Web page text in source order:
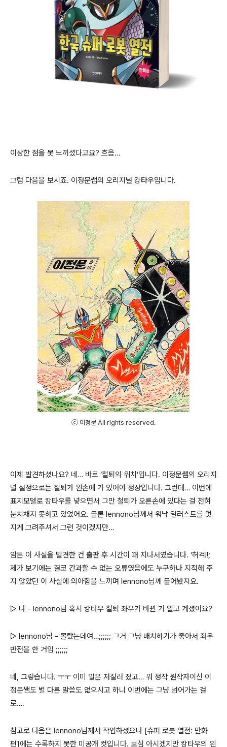
이상한 점을 못 느끼셨다고요? 흐음…
그럼 다음을 보시죠. 이정문쌤의 오리지널 캉타우입니다.
ⓒ 이정문 All rights reserved.
이제 발견하셨나요? 네… 바로 ‘철퇴의 위치’입니다. 이정문쌤의 오리지
널 설정으로는 철퇴가 왼손에 가 있어야 정상입니다. 그런데… 이번에
표지모델로 캉타우를 넣으면서 그만 철퇴가 오른손에 있다는 걸 전혀
눈치채지 못하고 있었어요. 물론 lennono님께서 워낙 일러스트를 멋
지게 그려주셔서 그런 것이겠지만…
암튼 이 사실을 발견한 건 출판 후 시간이 꽤 지나서였습니다. ‘허걱!!;
제가 보기에는 결코 간과할 수 없는 오류였음에도 누구하나 지적해 주
지 않았던 이 사실에 의아함을 느끼며 lennono님께 물어봤지요.
▷ 나 - lennono님 혹시 캉타우 철퇴 좌우가 바뀐 거 알고 계셨어요?
▷ lennono님 – 몰랐는데여…;;;;;; 그거 그냥 배치하기가 좋아서 좌우
반전을 한 거임 ;;;;;;
네, 그렇습니다. ㅜㅜ 이미 일은 저질러 졌고… 뭐 정작 원작자이신 이
정문쌤도 별 다른 말씀도 없으시고 하니 이번에는 그냥 넘어가는 걸
로….
참고로 다음은 lennono님께서 작업하셨으나 [슈퍼 로봇 열전: 만화
편]에는 수록하지 못한 미공개 컷입니다. 보심 아시겠지만 캉타우의 왼